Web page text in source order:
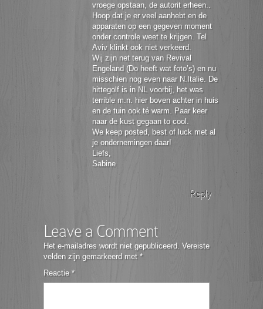
vroege opstaan, de autorit erheen..
Hoop dat je er veel aanhebt en de
apparaten op een gegeven moment
onder controle weet te krijgen. Tel
Aviv klinkt ook niet verkeerd.
Wij zijn net terug van Revival
Engeland (Do heeft wat foto’s) en nu
misschien nog even naar N.Italie. De
hittegolf is in NL voorbij, het was
terrible m.n. hier boven achter in huis
en de tuin ook té warm. Paar keer
naar de kust gegaan to cool.
We keep posted, best of luck met al
je ondernemingen daar!
Liefs,
Sabine
Reply
Leave a Comment
Het e-mailadres wordt niet gepubliceerd. Vereiste
velden zijn gemarkeerd met *
Reactie *